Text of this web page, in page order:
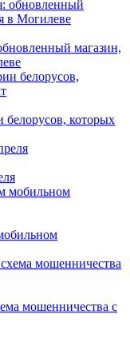
магазин,
белорусов, которых
мошенничества с